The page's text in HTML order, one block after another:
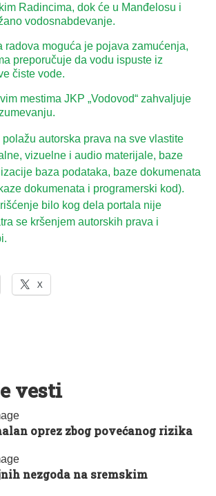
Radincima, dok će u Manđelosu i
vodosnabdevanje.
radova moguća je pojava zamućenja,
preporučuje da vodu ispuste iz
čiste vode.
mestima JKP „Vodovod“ zahvaljuje
autorska prava na sve vlastite
vizuelne i audio materijale, baze
baza podataka, baze dokumenata
dokumenata i programerski kod).
bilo kog dela portala nije
se kršenjem autorskih prava i
X
vesti
oprez zbog povećanog rizika
nezgoda na sremskim